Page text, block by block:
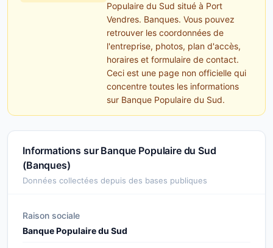
Populaire du Sud situé à Port
Vendres. Banques. Vous pouvez
retrouver les coordonnées de
l'entreprise, photos, plan d'accès,
horaires et formulaire de contact.
Ceci est une page non officielle qui
concentre toutes les informations
sur Banque Populaire du Sud.
Informations sur Banque Populaire du Sud
(Banques)
Données collectées depuis des bases publiques
Raison sociale
Banque Populaire du Sud